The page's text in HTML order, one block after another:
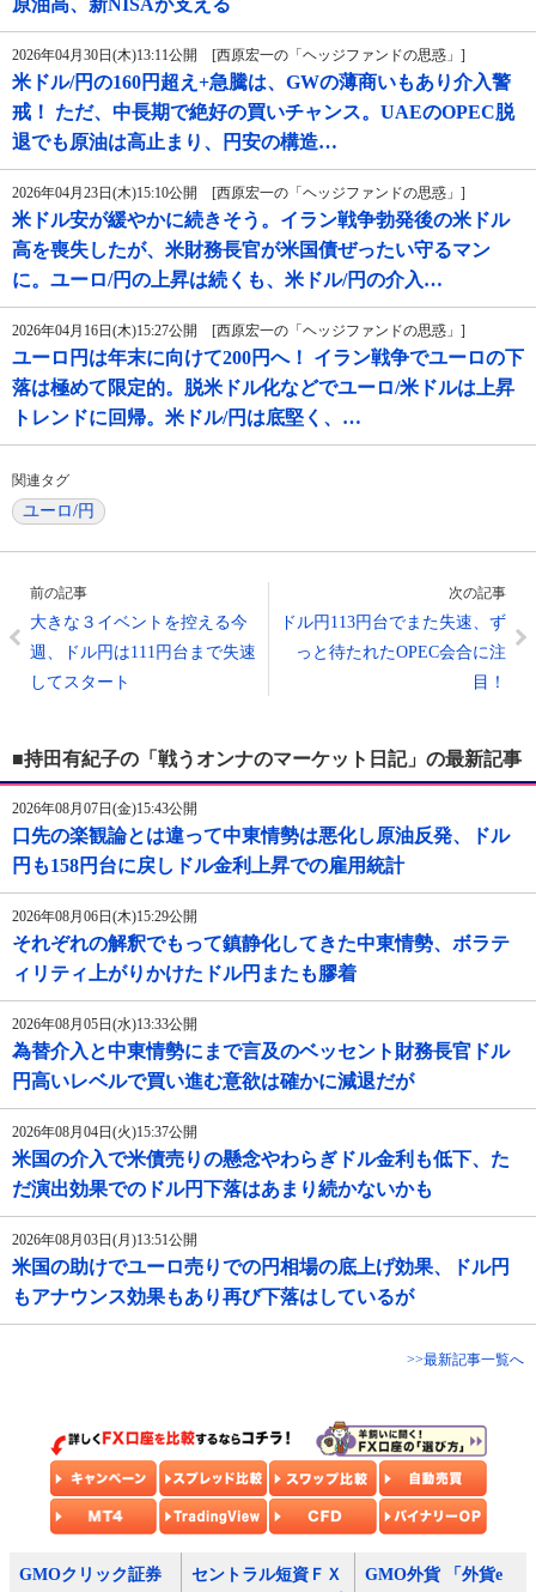
原油高、新NISAが支える
2026年04月30日(木)13:11公開 [西原宏一の「ヘッジファンドの思惑」]
米ドル/円の160円超え+急騰は、GWの薄商いもあり介入警
戒！ ただ、中長期で絶好の買いチャンス。UAEのOPEC脱
退でも原油は高止まり、円安の構造…
2026年04月23日(木)15:10公開 [西原宏一の「ヘッジファンドの思惑」]
米ドル安が緩やかに続きそう。イラン戦争勃発後の米ドル
高を喪失したが、米財務長官が米国債ぜったい守るマン
に。ユーロ/円の上昇は続くも、米ドル/円の介入…
2026年04月16日(木)15:27公開 [西原宏一の「ヘッジファンドの思惑」]
ユーロ円は年末に向けて200円へ！ イラン戦争でユーロの下
落は極めて限定的。脱米ドル化などでユーロ/米ドルは上昇
トレンドに回帰。米ドル/円は底堅く、…
関連タグ
ユーロ/円
前の記事
大きな３イベントを控える今
週、ドル円は111円台まで失速
してスタート
次の記事
ドル円113円台でまた失速、ず
っと待たれたOPEC会合に注
目！
■持田有紀子の「戦うオンナのマーケット日記」の最新記事
2026年08月07日(金)15:43公開
口先の楽観論とは違って中東情勢は悪化し原油反発、ドル
円も158円台に戻しドル金利上昇での雇用統計
2026年08月06日(木)15:29公開
それぞれの解釈でもって鎮静化してきた中東情勢、ボラテ
ィリティ上がりかけたドル円またも膠着
2026年08月05日(水)13:33公開
為替介入と中東情勢にまで言及のベッセント財務長官ドル
円高いレベルで買い進む意欲は確かに減退だが
2026年08月04日(火)15:37公開
米国の介入で米債売りの懸念やわらぎドル金利も低下、た
だ演出効果でのドル円下落はあまり続かないかも
2026年08月03日(月)13:51公開
米国の助けでユーロ売りでの円相場の底上げ効果、ドル円
もアナウンス効果もあり再び下落はしているが
>>最新記事一覧へ
GMOクリック証券 セントラル短資ＦＸ GMO外貨 「外貨e